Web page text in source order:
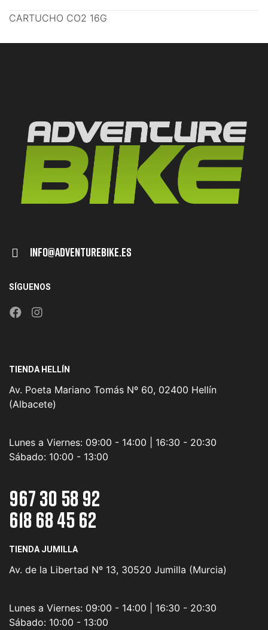
CARTUCHO CO2 16G
Info@adventurebike.es
SÍGUENOS
TIENDA HELLÍN
Av. Poeta Mariano Tomás Nº 60, 02400 Hellín
(Albacete)
Lunes a Viernes: 09:00 - 14:00 | 16:30 - 20:30
Sábado: 10:00 - 13:00
967 30 58 92
618 68 45 62
TIENDA JUMILLA
Av. de la Libertad Nº 13, 30520 Jumilla (Murcia)
Lunes a Viernes: 09:00 - 14:00 | 16:30 - 20:30
Sábado: 10:00 - 13:00